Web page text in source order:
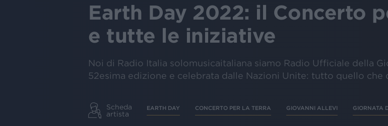
Earth Day 2022: il Concerto
e tutte le iniziative
Noi di Radio Italia solomusicaitaliana siamo Radio Ufficiale della
52esima edizione e celebrata dalle Nazioni Unite: tutto quello che
Scheda
artista
EARTH DAY CONCERTO PER LA TERRA GIOVANNI ALLEVI GIORNATA